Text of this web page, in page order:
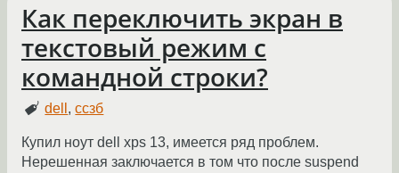
Как переключить экран в
текстовый режим с
командной строки?
dell ,ссзб
Купил ноут dell xps 13, имеется ряд проблем.
Нерешенная заключается в том что после suspend